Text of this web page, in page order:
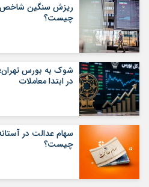
ریزش سنگین
چیست؟
در ابتدا معاملات
سهام عدالت در
چیست؟